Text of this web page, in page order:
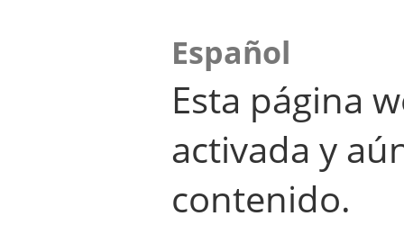
Español
Esta página
activada y
contenido.